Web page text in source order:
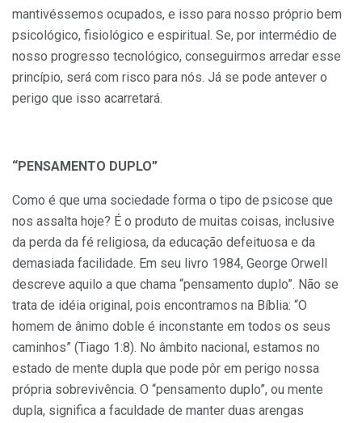
mantivéssemos ocupados, e isso para nosso próprio bem
psicológico, fisiológico e espiritual. Se, por intermédio de
nosso progresso tecnológico, conseguirmos arredar esse
princípio, será com risco para nós. Já se pode antever o
perigo que isso acarretará.
“PENSAMENTO DUPLO”
Como é que uma sociedade forma o tipo de psicose que
nos assalta hoje? É o produto de muitas coisas, inclusive
da perda da fé religiosa, da educação defeituosa e da
demasiada facilidade. Em seu livro 1984, George Orwell
descreve aquilo a que chama “pensamento duplo”. Não se
trata de idéia original, pois encontramos na Bíblia: “O
homem de ânimo doble é inconstante em todos os seus
caminhos” (Tiago 1:8). No âmbito nacional, estamos no
estado de mente dupla que pode pôr em perigo nossa
própria sobrevivência. O “pensamento duplo”, ou mente
dupla, significa a faculdade de manter duas arengas